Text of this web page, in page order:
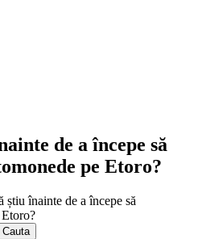
de a începe să
pe Etoro?
știu înainte de a începe să
Cauta